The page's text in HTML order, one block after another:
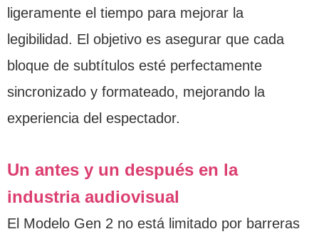
ligeramente el tiempo para mejorar la
legibilidad. El objetivo es asegurar que cada
bloque de subtítulos esté perfectamente
sincronizado y formateado, mejorando la
experiencia del espectador.
Un antes y un después en la
industria audiovisual
El Modelo Gen 2 no está limitado por barreras